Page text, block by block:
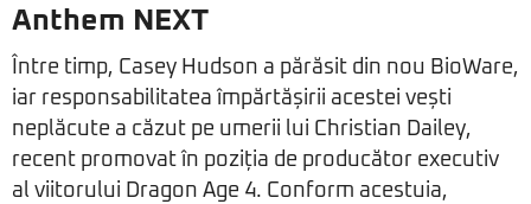
Anthem NEXT
Între timp, Casey Hudson a părăsit din nou BioWare,
iar responsabilitatea împărtășirii acestei vești
neplăcute a căzut pe umerii lui Christian Dailey,
recent promovat în poziția de producător executiv
al viitorului Dragon Age 4. Conform acestuia,